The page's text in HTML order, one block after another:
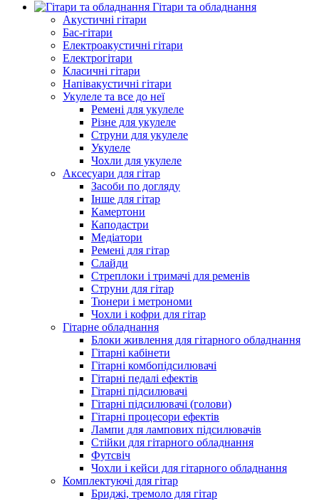
Гітари та обладнання
Акустичні гітари
Бас-гітари
Електроакустичні гітари
Електрогітари
Класичні гітари
Напівакустичні гітари
Укулеле та все до неї
Ремені для укулеле
Різне для укулеле
Струни для укулеле
Укулеле
Чохли для укулеле
Аксесуари для гітар
Засоби по догляду
Інше для гітар
Камертони
Каподастри
Медіатори
Ремені для гітар
Слайди
Стреплоки і тримачі для ременів
Струни для гітар
Тюнери і метрономи
Чохли і кофри для гітар
Гітарне обладнання
Блоки живлення для гітарного обладнання
Гітарні кабінети
Гітарні комбопідсилювачі
Гітарні педалі ефектів
Гітарні підсилювачі
Гітарні підсилювачі (голови)
Гітарні процесори ефектів
Лампи для лампових підсилювачів
Стійки для гітарного обладнання
Футсвіч
Чохли і кейси для гітарного обладнання
Комплектуючі для гітар
Бриджі, тремоло для гітар